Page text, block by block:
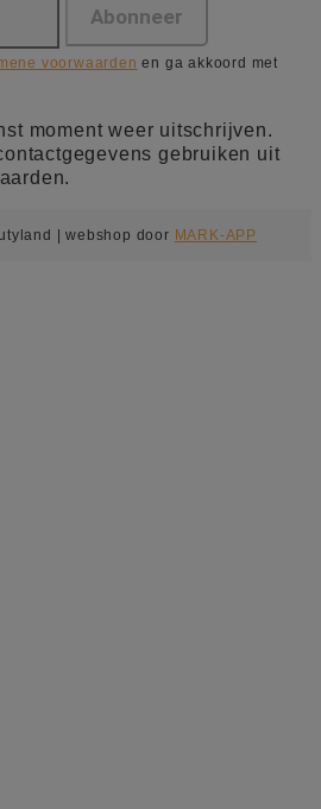
voorwaarden en ga akkoord met
moment weer uitschrijven.
gebruiken uit
| webshop door MARK-APP